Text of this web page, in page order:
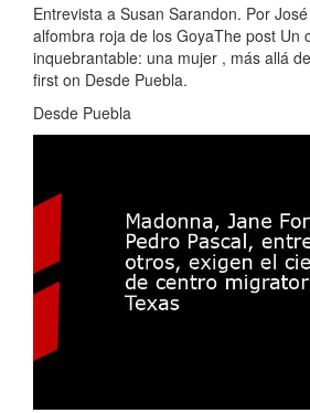
Entrevista a Susan Sarandon. Por
alfombra roja de los GoyaThe post Un
inquebrantable: una mujer , más allá
first on Desde Puebla.
Desde Puebla